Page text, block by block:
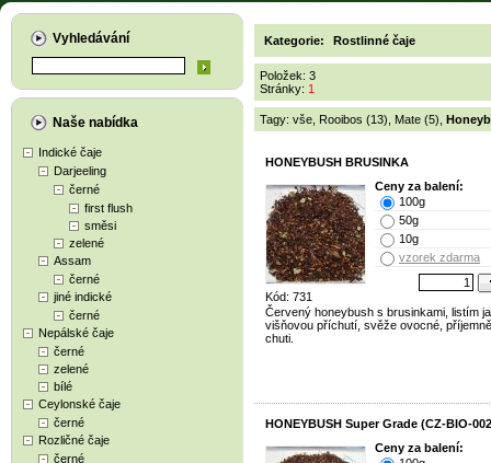
Vyhledávání
Naše nabídka
Indické čaje
Darjeeling
černé
first flush
směsi
zelené
Assam
černé
jiné indické
černé
Nepálské čaje
černé
zelené
bílé
Ceylonské čaje
černé
Rozličné čaje
černé
Kategorie: Rostlinné čaje
Položek: 3
Stránky: 1
Tagy: vše Rooibos (13) Mate (5)
HONEYBUSH BRUSINKA
Kód: 731
Ceny za balení:
100g
50g
10g
vzorek zdarma
Červený honeybush s brusinkami, listím
višňovou příchutí, svěže ovocné,
chuti.
HONEYBUSH Super Grade (CZ-BIO-
Ceny za balení: